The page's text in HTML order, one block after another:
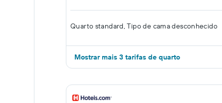
Quarto standard, Tipo de cama desconhecido
Mostrar mais 3 tarifas de quarto